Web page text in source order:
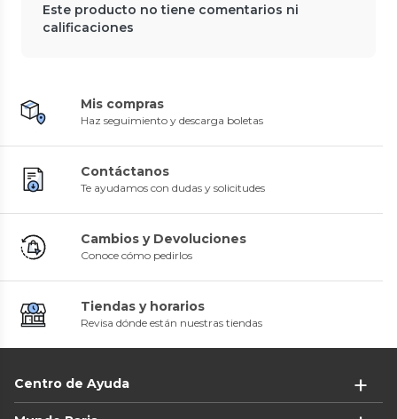
Este producto no tiene comentarios ni
calificaciones
Mis compras
Haz seguimiento y descarga boletas
Contáctanos
Te ayudamos con dudas y solicitudes
Cambios y Devoluciones
Conoce cómo pedirlos
Tiendas y horarios
Revisa dónde están nuestras tiendas
Centro de Ayuda